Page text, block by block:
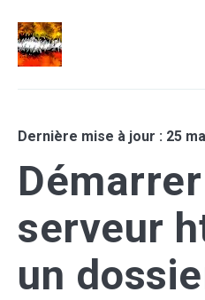
Dernière mise à jour : 25
serveur
un
Rechercher
le
blog
... sinon recherche par tags